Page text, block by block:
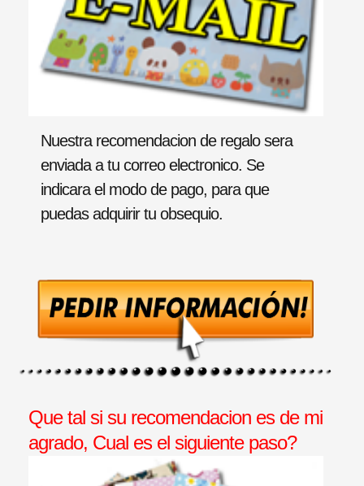
Nuestra recomendacion de regalo sera
enviada a tu correo electronico. Se
indicara el modo de pago, para que
puedas adquirir tu obsequio.
Que tal si su recomendacion es de mi
agrado, Cual es el siguiente paso?